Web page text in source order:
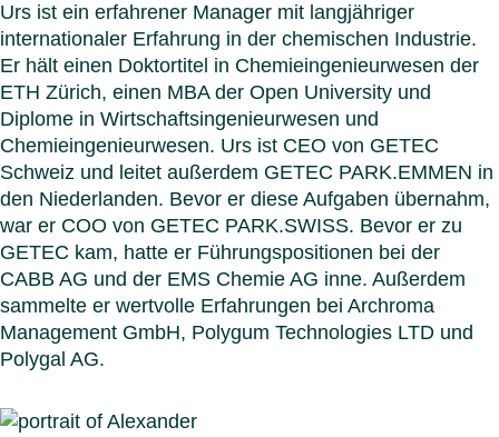
Urs ist ein erfahrener Manager mit langjähriger
internationaler Erfahrung in der chemischen Industrie.
Er hält einen Doktortitel in Chemieingenieurwesen der
ETH Zürich, einen MBA der Open University und
Diplome in Wirtschaftsingenieurwesen und
Chemieingenieurwesen. Urs ist CEO von GETEC
Schweiz und leitet außerdem GETEC PARK.EMMEN in
den Niederlanden. Bevor er diese Aufgaben übernahm,
war er COO von GETEC PARK.SWISS. Bevor er zu
GETEC kam, hatte er Führungspositionen bei der
CABB AG und der EMS Chemie AG inne. Außerdem
sammelte er wertvolle Erfahrungen bei Archroma
Management GmbH, Polygum Technologies LTD und
Polygal AG.